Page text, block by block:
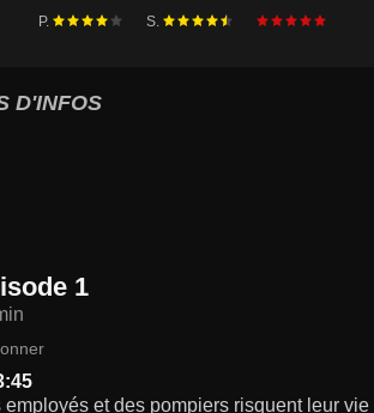
P. S.
D'INFOS
1
employés et des pompiers risquent leur